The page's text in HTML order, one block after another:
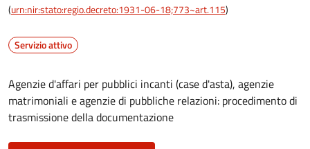
(urn:nir:stato:regio.decreto:1931-06-18;773~art.115)
Servizio attivo
Agenzie d'affari per pubblici incanti (case d'asta), agenzie
matrimoniali e agenzie di pubbliche relazioni: procedimento di
trasmissione della documentazione